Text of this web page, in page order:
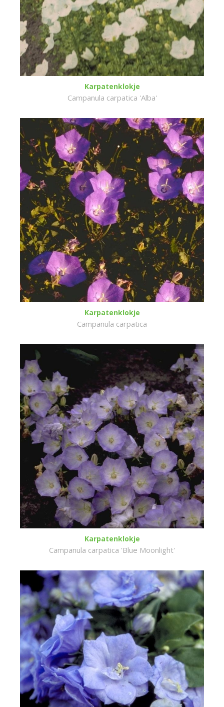
Karpatenklokje
Campanula carpatica 'Alba'
Karpatenklokje
Campanula carpatica
Karpatenklokje
Campanula carpatica 'Blue Moonlight'